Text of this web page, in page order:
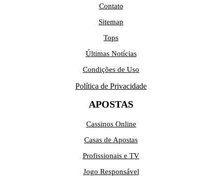
Contato
Sitemap
Tops
Últimas Notícias
Condições de Uso
Política de Privacidade
APOSTAS
Cassinos Online
Casas de Apostas
Profissionais e TV
Jogo Responsável